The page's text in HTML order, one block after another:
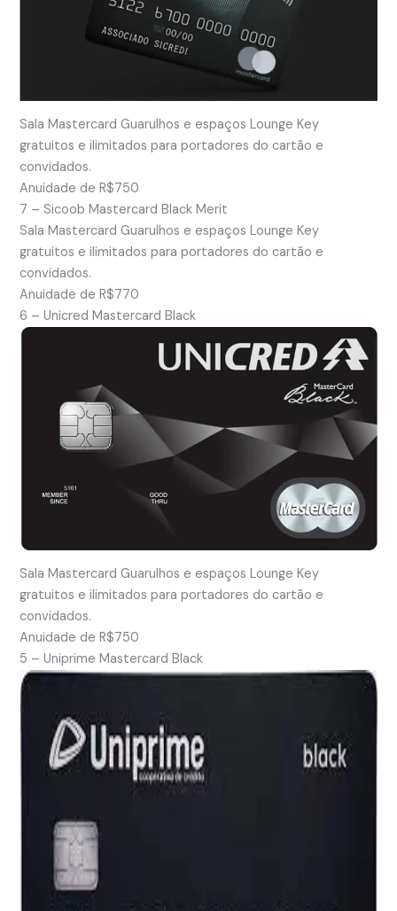
Sala Mastercard Guarulhos e espaços Lounge Key
gratuitos e ilimitados para portadores do cartão e
convidados.
Anuidade de R$750
7 – Sicoob Mastercard Black Merit
Sala Mastercard Guarulhos e espaços Lounge Key
gratuitos e ilimitados para portadores do cartão e
convidados.
Anuidade de R$770
6 – Unicred Mastercard Black
Sala Mastercard Guarulhos e espaços Lounge Key
gratuitos e ilimitados para portadores do cartão e
convidados.
Anuidade de R$750
5 – Uniprime Mastercard Black